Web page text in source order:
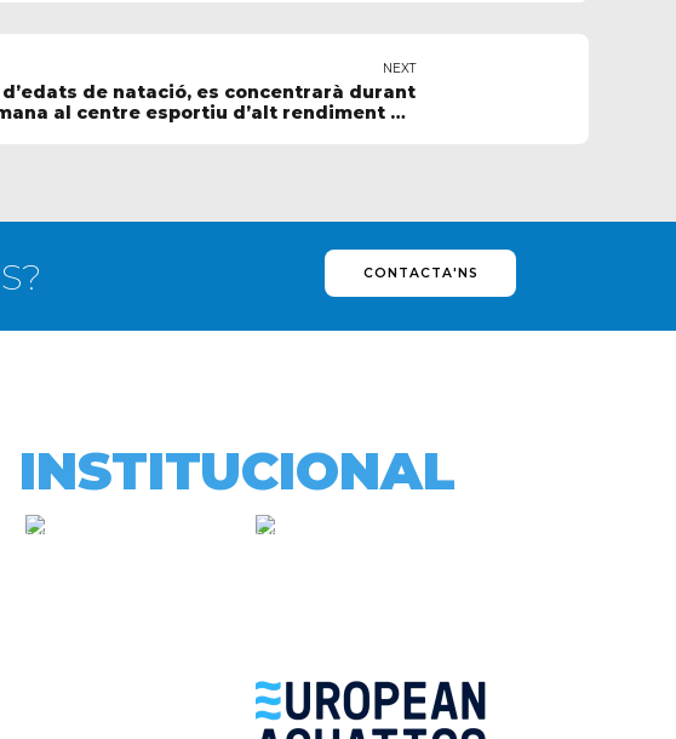
NEXT
d’edats de natació, es concentrarà durant
al centre esportiu d’alt rendiment de
CONTACTA'NS
INSTITUCIONAL